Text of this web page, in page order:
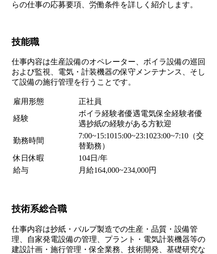
らの仕事の応募要項、労働条件を詳しく紹介します。
技能職
仕事内容は生産設備のオペレーター、ボイラ設備の巡回
および監視、電気・計装機器の保守メンテナンス、そし
て設備の施行管理を行うことです。
雇用形態 正社員
経験
ボイラ経験者優遇電気保全経験者優
遇抄紙の経験がある方歓迎
勤務時間
7:00~15:1015:00~23:1023:00~7:10（交
替勤務）
休日休暇
104日/年
給与
月給164,000~234,000円
技術系総合職
仕事内容は抄紙・パルプ製造での生産・品質・設備管
理、自家発電設備の管理、プラント・電気計装機器等の
建設計画・施行管理・保全業務、技術開発、基礎研究な